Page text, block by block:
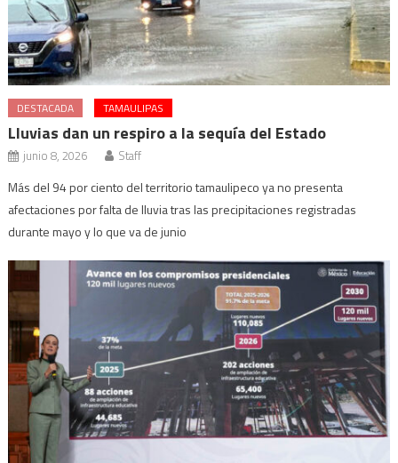
DESTACADA TAMAULIPAS
Lluvias dan un respiro a la sequía del Estado
junio 8, 2026 Staff
Más del 94 por ciento del territorio tamaulipeco ya no presenta
afectaciones por falta de lluvia tras las precipitaciones registradas
durante mayo y lo que va de junio